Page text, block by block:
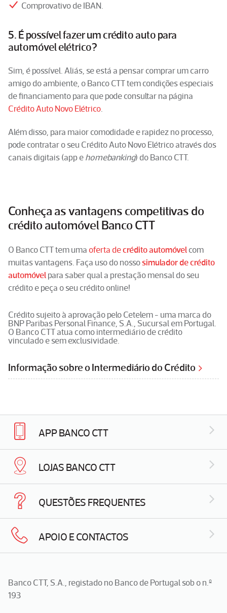
Comprovativo de IBAN.
5. É possível fazer um crédito auto para
automóvel elétrico?
Sim, é possível. Aliás, se está a pensar comprar um carro
amigo do ambiente, o Banco CTT tem condições especiais
de financiamento para que pode consultar na página
Crédito Auto Novo Elétrico
Além disso, para maior comodidade e rapidez no processo,
pode contratar o seu Crédito Auto Novo Elétrico através dos
canais digitais (app e homebanking) do Banco CTT.
Conheça as vantagens competitivas do
crédito automóvel Banco CTT
O Banco CTT tem umaoferta decrédito automóvel com
muitas vantagens. Faça uso do nossosimulador de crédito
automóvel para saber qual a prestação mensal do seu
crédito e peça o seu crédito online!
Crédito sujeito à aprovação pelo Cetelem - uma marca do
BNP Paribas Personal Finance, S.A., Sucursal em Portugal.
O Banco CTT atua como intermediário de crédito
vinculado e sem exclusividade.
Informação sobre o Intermediário do Crédito
APP BANCO CTT
LOJAS BANCO CTT
QUESTÕES FREQUENTES
APOIO E CONTACTOS
Banco CTT, S.A., registado no Banco de Portugal sob o n.º
193